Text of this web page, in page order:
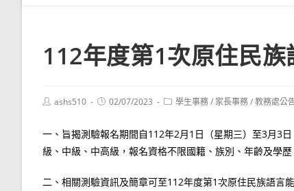
112年度第1次原住民
Postashs510
Post02/07/2023
Post學生事務/ 家長事務/教務處公
一、旨揭測驗報名期間自112年2月1日（星期三）至3月3
級、中級、中高級，報名資格不限國籍、族別、年齡及學歷
二、相關測驗資訊及簡章可至112年度第1次原住民族語